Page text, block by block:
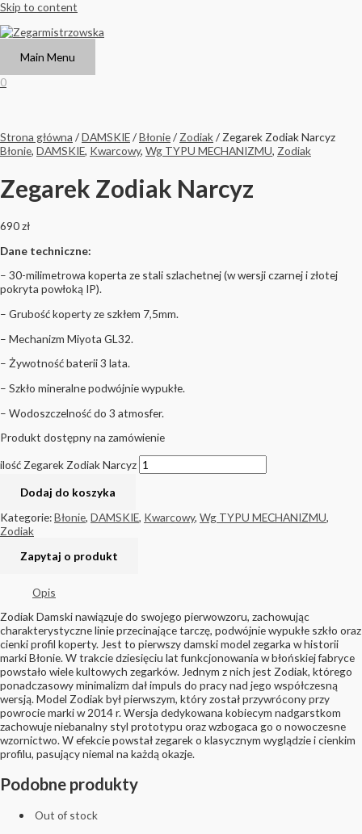
Skip to content
Main Menu
0
Strona główna /DAMSKIE/Błonie/ Zodiak/ Zegarek Zodiak Narcyz
Błonie, DAMSKIE, Kwarcowy, Wg TYPU MECHANIZMU, Zodiak
Zegarek Zodiak Narcyz
690zł
Dane techniczne:
– 30-milimetrowa koperta ze stali szlachetnej (w wersji czarnej i złotej
pokryta powłoką IP).
– Grubość koperty ze szkłem 7,5mm.
– Mechanizm Miyota GL32.
– Żywotność baterii 3 lata.
– Szkło mineralne podwójnie wypukłe.
– Wodoszczelność do 3 atmosfer.
Produkt dostępny na zamówienie
ilość Zegarek Zodiak Narcyz
Dodaj do koszyka
Kategorie:Błonie, DAMSKIE, Kwarcowy, Wg TYPU MECHANIZMU,
Zodiak
Opis
Zodiak Damski nawiązuje do swojego pierwowzoru, zachowując
charakterystyczne linie przecinające tarczę, podwójnie wypukłe szkło oraz
cienki profil koperty. Jest to pierwszy damski model zegarka w historii
marki Błonie. W trakcie dziesięciu lat funkcjonowania w błońskiej fabryce
powstało wiele kultowych zegarków. Jednym z nich jest Zodiak, którego
ponadczasowy minimalizm dał impuls do pracy nad jego współczesną
wersją. Model Zodiak był pierwszym, który został przywrócony przy
powrocie marki w 2014 r. Wersja dedykowana kobiecym nadgarstkom
zachowuje niebanalny styl prototypu oraz wzbogaca go o nowoczesne
wzornictwo. W efekcie powstał zegarek o klasycznym wyglądzie i cienkim
profilu, pasujący niemal na każdą okazje.
Podobne produkty
Out of stock